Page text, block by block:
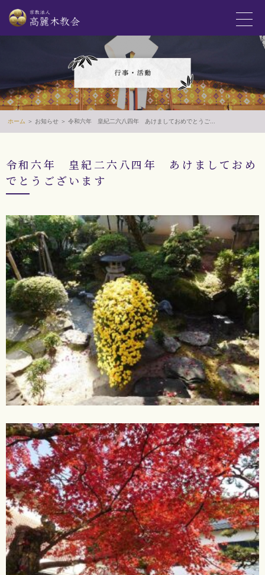
ホーム ＞ お知らせ ＞ 令和六年 皇紀二六八四年 あけましておめでとうご...
令和六年 皇紀二六八四年 あけましておめ
でとうございます